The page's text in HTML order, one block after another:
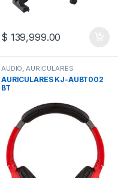
$ 139,999.00
AUDIO,AURICULARES
AURICULARES KJ-AUBT002
BT